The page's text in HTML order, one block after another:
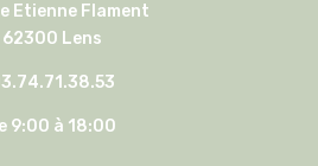
Etienne Flament
62300 Lens
9:00 à 18:00